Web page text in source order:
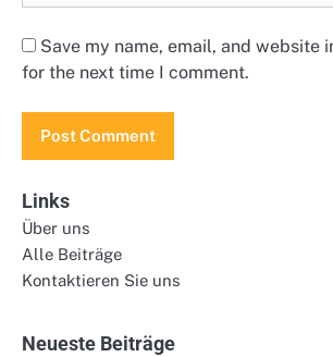
Save my name, email, and website
for the next time I comment.
Links
Über uns
Alle Beiträge
Kontaktieren Sie uns
Neueste Beiträge